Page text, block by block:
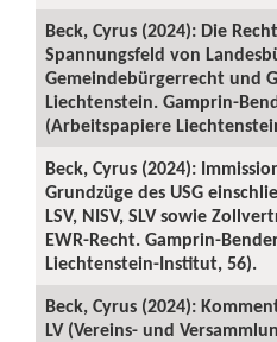
Beck, Cyrus (2024): Die
Spannungsfeld von
Gemeindebürgerrecht und
Liechtenstein. Gamprin-
(Arbeitspapiere
Beck, Cyrus (2024):
Grundzüge des USG
LSV, NISV, SLV sowie
EWR-Recht. Gamprin-
Liechtenstein-Institut, 56).
Beck, Cyrus (2024):
LV (Vereins- und